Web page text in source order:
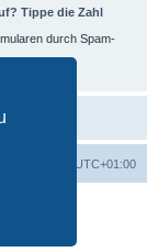
Tippe die Zahl
durch Spam-
UTC+01:00